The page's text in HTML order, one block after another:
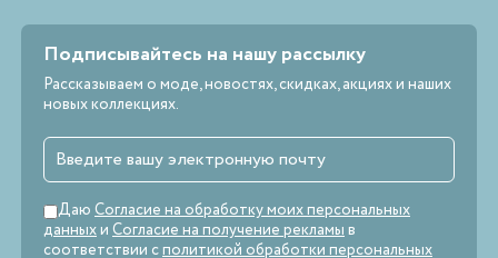
Подписывайтесь на нашу рассылку
Рассказываем о моде, новостях, скидках, акциях и наших
новых коллекциях.
Даю Согласие на обработку моих персональных
данныхи Согласие на получение рекламыв
соответствии сполитикой обработки персональных